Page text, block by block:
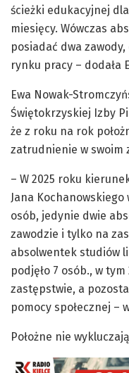
ścieżki edukacyjnej
miesięcy. Wówczas
posiadać dwa
rynku pracy – dodała
Ewa Nowak-
Świętokrzyskiej Izby
że z roku na rok
zatrudnienie w swoim
– W 2025 roku
Jana Kochanowskiego
osób, jedynie dwie
zawodzie i tylko na
absolwentek studiów
podjęło 7 osób., w
zastępstwie, a
pomocy społecznej –
Położne nie